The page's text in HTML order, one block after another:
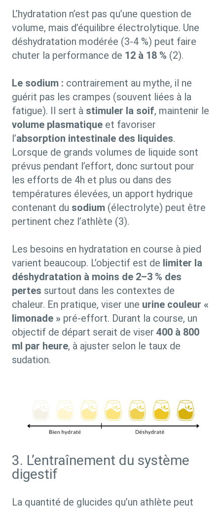
L’hydratation n’est pas qu’une question de
volume, mais d’équilibre électrolytique. Une
déshydratation modérée (3-4 %) peut faire
chuter la performance de 12 à 18 % (2).
Le sodium : contrairement au mythe, il ne
guérit pas les crampes (souvent liées à la
fatigue). Il sert à stimuler la soif, maintenir le
volume plasmatique et favoriser
l’absorption intestinale des liquides.
Lorsque de grands volumes de liquide sont
prévus pendant l’effort, donc surtout pour
les efforts de 4h et plus ou dans des
températures élevées, un apport hydrique
contenant du sodium (électrolyte) peut être
pertinent chez l’athlète (3).
Les besoins en hydratation en course à pied
varient beaucoup. L’objectif est de limiter la
déshydratation à moins de 2–3 % des
pertes surtout dans les contextes de
chaleur. En pratique, viser une urine couleur «
limonade » pré-effort. Durant la course, un
objectif de départ serait de viser 400 à 800
ml par heure, à ajuster selon le taux de
sudation.
3. L’entraînement du système
digestif
La quantité de glucides qu’un athlète peut